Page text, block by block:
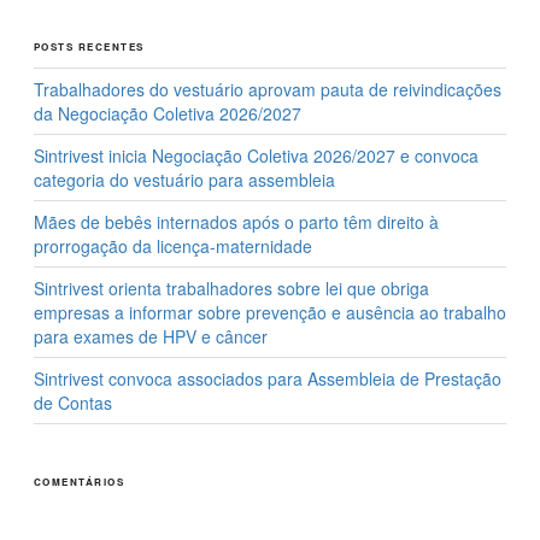
POSTS RECENTES
Trabalhadores do vestuário aprovam pauta de reivindicações
da Negociação Coletiva 2026/2027
Sintrivest inicia Negociação Coletiva 2026/2027 e convoca
categoria do vestuário para assembleia
Mães de bebês internados após o parto têm direito à
prorrogação da licença-maternidade
Sintrivest orienta trabalhadores sobre lei que obriga
empresas a informar sobre prevenção e ausência ao trabalho
para exames de HPV e câncer
Sintrivest convoca associados para Assembleia de Prestação
de Contas
COMENTÁRIOS